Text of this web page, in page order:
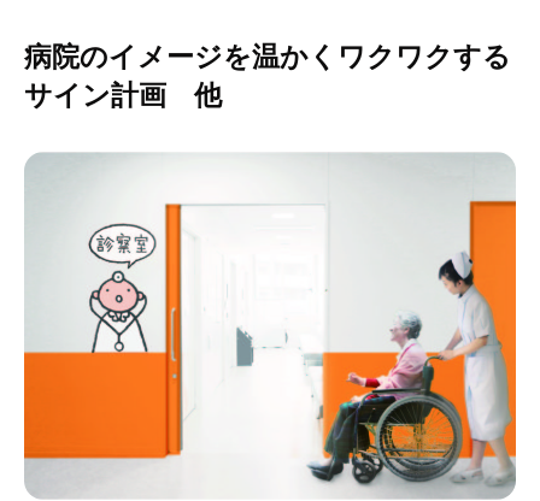
病院のイメージを温かくワクワクする
サイン計画 他